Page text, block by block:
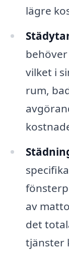
lägre
vilket i
rum,
av
det
tjänster